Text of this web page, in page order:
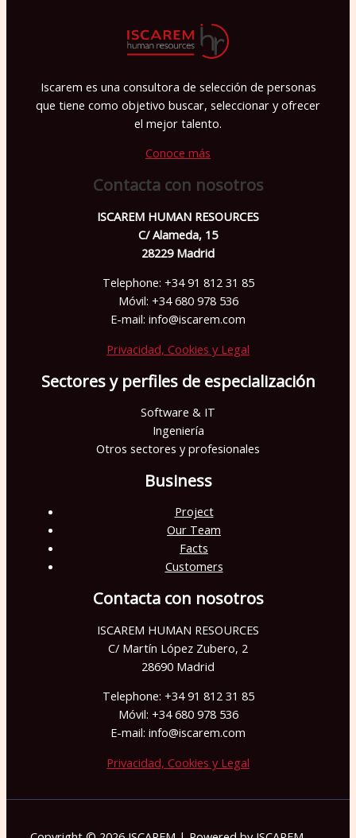
Iscarem es una consultora de selección de personas
que tiene como objetivo buscar, seleccionar y ofrecer
el mejor talento.
Conoce más
Contacta con nosotros
ISCAREM HUMAN RESOURCES
C/ Alameda, 15
28229 Madrid
Telephone: +34 91 812 31 85
Móvil: +34 680 978 536
E-mail: info@iscarem.com
Privacidad, Cookies y Legal
Sectores y perfiles de especialización
Software & IT
Ingeniería
Otros sectores y profesionales
Business
Project
Our Team
Facts
Customers
Contacta con nosotros
ISCAREM HUMAN RESOURCES
C/ Martín López Zubero, 2
28690 Madrid
Telephone: +34 91 812 31 85
Móvil: +34 680 978 536
E-mail: info@iscarem.com
Privacidad, Cookies y Legal